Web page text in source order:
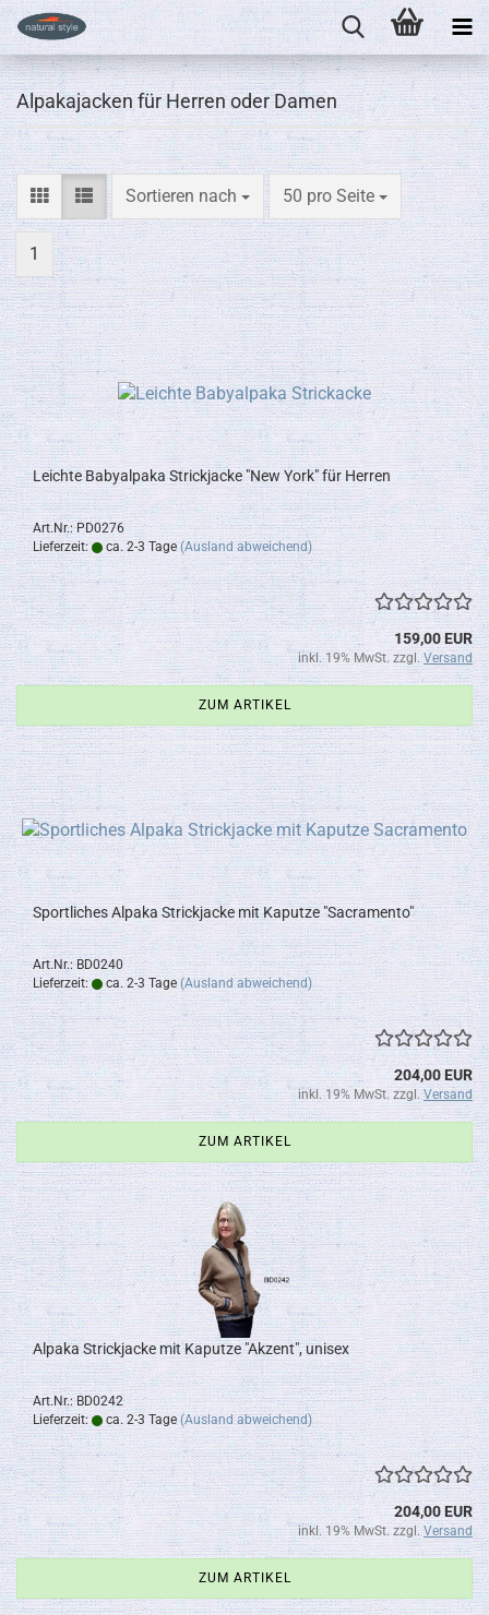
Alpakajacken für Herren oder Damen
Sortieren nach
Sortieren nach 50 pro Seite
pro Seite
1
Leichte Babyalpaka Strickjacke "New York" für Herren
Art.Nr.: PD0276
Lieferzeit:
ca. 2-3 Tage (Ausland abweichend)
159,00 EUR
inkl. 19% MwSt. zzgl.Versand
ZUM ARTIKEL
Sportliches Alpaka Strickjacke mit Kaputze "Sacramento"
Art.Nr.: BD0240
Lieferzeit:
ca. 2-3 Tage (Ausland abweichend)
204,00 EUR
inkl. 19% MwSt. zzgl.Versand
ZUM ARTIKEL
Alpaka Strickjacke mit Kaputze "Akzent", unisex
Art.Nr.: BD0242
Lieferzeit:
ca. 2-3 Tage (Ausland abweichend)
204,00 EUR
inkl. 19% MwSt. zzgl.Versand
ZUM ARTIKEL